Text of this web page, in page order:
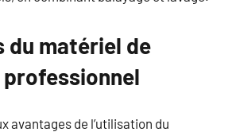
du matériel de
avantages de l’utilisation du